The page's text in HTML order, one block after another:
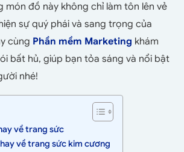
món đồ này không chỉ làm tôn lên vẻ
sự quý phái và sang trọng của
cùng Phần mềm Marketing khám
bất hủ, giúp bạn tỏa sáng và nổi bật
nhé!
về trang sức
về trang sức kim cương